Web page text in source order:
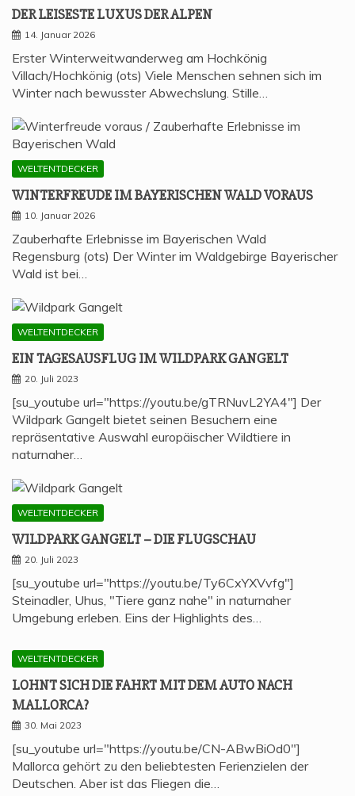
DER LEI­SES­TE LUXUS DER ALPEN
14. Januar 2026
Erster Winterweitwanderweg am Hochkönig
Villach/Hochkönig (ots) Viele Menschen sehnen sich im
Winter nach bewusster Abwechslung. Stille…
WELTENTDECKER
WIN­TER­FREU­DE IM BAYE­RI­SCHEN WALD VORAUS
10. Januar 2026
Zauberhafte Erlebnisse im Bayerischen Wald
Regensburg (ots) Der Winter im Waldgebirge Bayerischer
Wald ist bei…
WELTENTDECKER
EIN TAGES­AUS­FLUG IM WILD­PARK GANGELT
20. Juli 2023
[su_youtube url="https://youtu.be/gTRNuvL2YA4"] Der
Wildpark Gangelt bietet seinen Besuchern eine
repräsentative Auswahl europäischer Wildtiere in
naturnaher…
WELTENTDECKER
WILD­PARK GAN­GELT – DIE FLUGSCHAU
20. Juli 2023
[su_youtube url="https://youtu.be/Ty6CxYXVvfg"]
Steinadler, Uhus, "Tiere ganz nahe" in naturnaher
Umgebung erleben. Eins der Highlights des…
WELTENTDECKER
LOHNT SICH DIE FAHRT MIT DEM AUTO NACH
MALLORCA?
30. Mai 2023
[su_youtube url="https://youtu.be/CN-ABwBiOd0"]
Mallorca gehört zu den beliebtesten Ferienzielen der
Deutschen. Aber ist das Fliegen die…